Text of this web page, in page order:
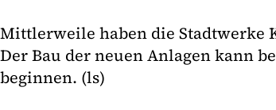
Mittlerweile haben die Stadtwerke
Der Bau der neuen Anlagen kann
beginnen. (ls)